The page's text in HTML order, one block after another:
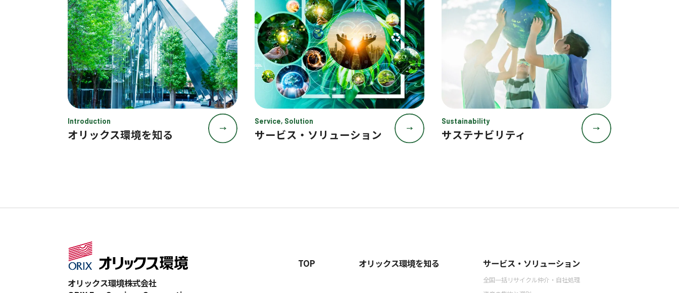
Introduction
オリックス環境を知る
Service, Solution
サービス・ソリューション
Sustainability
サステナビリティ
オリックス環境株式会社
TOP オリックス環境を知る サービス・ソリューション
全国一括リサイクル仲介・自社処理